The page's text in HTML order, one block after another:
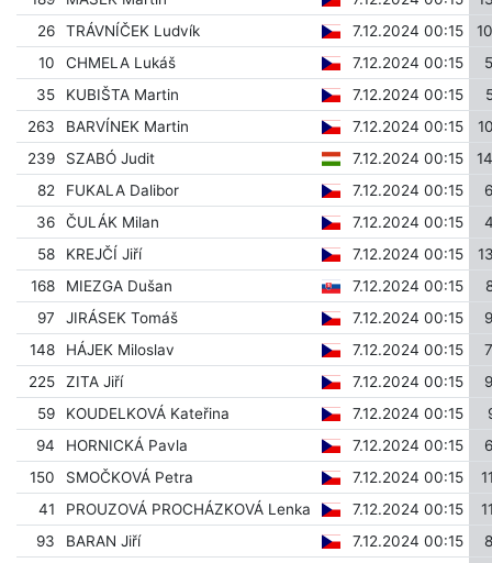
26
TRÁVNÍČEK Ludvík 7.12.2024 00:15
10
CHMELA Lukáš 7.12.2024 00:15
35
KUBIŠTA Martin 7.12.2024 00:15
263
BARVÍNEK Martin 7.12.2024 00:15
239
SZABÓ Judit 7.12.2024 00:15
82
FUKALA Dalibor 7.12.2024 00:15
36
ČULÁK Milan 7.12.2024 00:15
58
KREJČÍ Jiří 7.12.2024 00:15
168
MIEZGA Dušan 7.12.2024 00:15
97
JIRÁSEK Tomáš 7.12.2024 00:15
148
HÁJEK Miloslav 7.12.2024 00:15
225
ZITA Jiří 7.12.2024 00:15
59
KOUDELKOVÁ Kateřina 7.12.2024 00:15
94
HORNICKÁ Pavla 7.12.2024 00:15
150
SMOČKOVÁ Petra 7.12.2024 00:15
41
PROUZOVÁ PROCHÁZKOVÁ Lenka 7.12.2024 00:15
93
BARAN Jiří 7.12.2024 00:15